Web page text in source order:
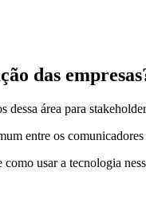
das
dessa área para
entre os
usar a tecnologia